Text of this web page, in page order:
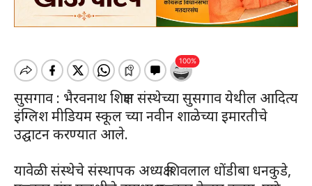
सुसगाव : भैरवनाथ शिक्षण संस्थेच्या सुसगाव येथील आदित्य
इंग्लिश मीडियम स्कूल च्या नवीन शाळेच्या इमारतीचे
उद्घाटन करण्यात आले.
यावेळी संस्थेचे संस्थापक अध्यक्ष शिवलाल धोंडीबा धनकुडे,